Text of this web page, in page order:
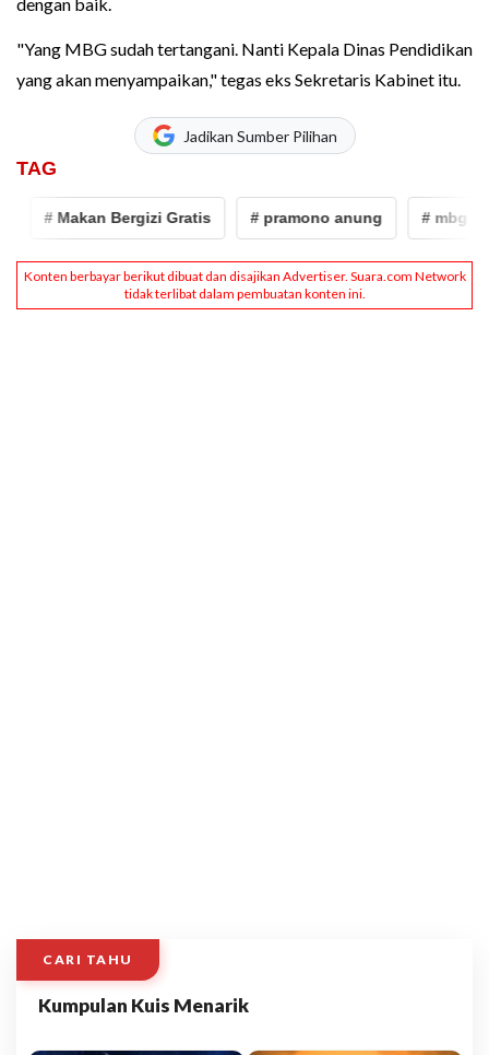
"Yang MBG sudah tertangani. Nanti Kepala Dinas Pendidikan
yang akan menyampaikan," tegas eks Sekretaris Kabinet itu.
Jadikan Sumber Pilihan
TAG
# Makan Bergizi Gratis # pramono anung # mbg
CARI TAHU
Kumpulan Kuis Menarik